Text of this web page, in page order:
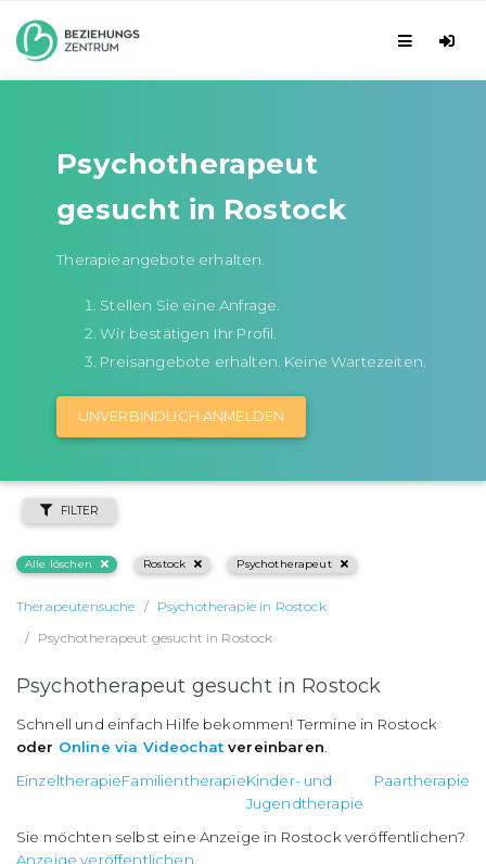
Psychotherapeut
gesucht in Rostock
Therapieangebote erhalten.
Stellen Sie eine Anfrage.
Wir bestätigen Ihr Profil.
Preisangebote erhalten. Keine Wartezeiten.
UNVERBINDLICH ANMELDEN
FILTER
Alle löschen Rostock Psychotherapeut
Therapeutensuche
Psychotherapie in Rostock
Psychotherapeut gesucht in Rostock
Psychotherapeut gesucht in Rostock
Schnell und einfach Hilfe bekommen! Termine in Rostock
oder Online via Videochat vereinbaren
EinzeltherapieFamilientherapieKinder- und
Jugendtherapie
Paartherapie
Sie möchten selbst eine Anzeige in Rostock veröffentlichen?
Anzeige veröffentlichen.